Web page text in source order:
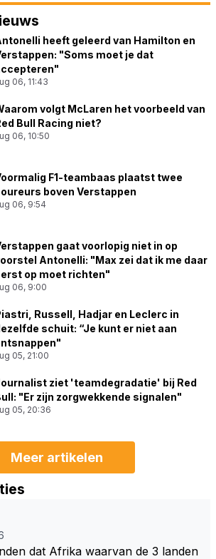
heeft geleerd van Hamilton en
"Soms moet je dat
06, 11:43
volgt McLaren het voorbeeld van
Bull Racing niet?
06, 10:50
F1-teambaas plaatst twee
boven Verstappen
06, 9:54
gaat voorlopig niet in op
Antonelli: "Max zei dat ik me daar
op moet richten"
06, 9:00
Russell, Hadjar en Leclerc in
schuit: “Je kunt er niet aan
05, 21:00
ziet 'teamdegradatie' bij Red
"Er zijn zorgwekkende signalen"
05, 20:36
Meer artikelen
dat Afrika waarvan de 3 landen